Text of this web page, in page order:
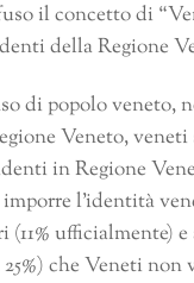
il concetto di
della Regione
di popolo veneto,
Veneto, veneti
in Regione
l’identità
(11% ufficialmente)
che Veneti non